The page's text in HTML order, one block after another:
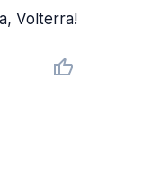
Volterra!